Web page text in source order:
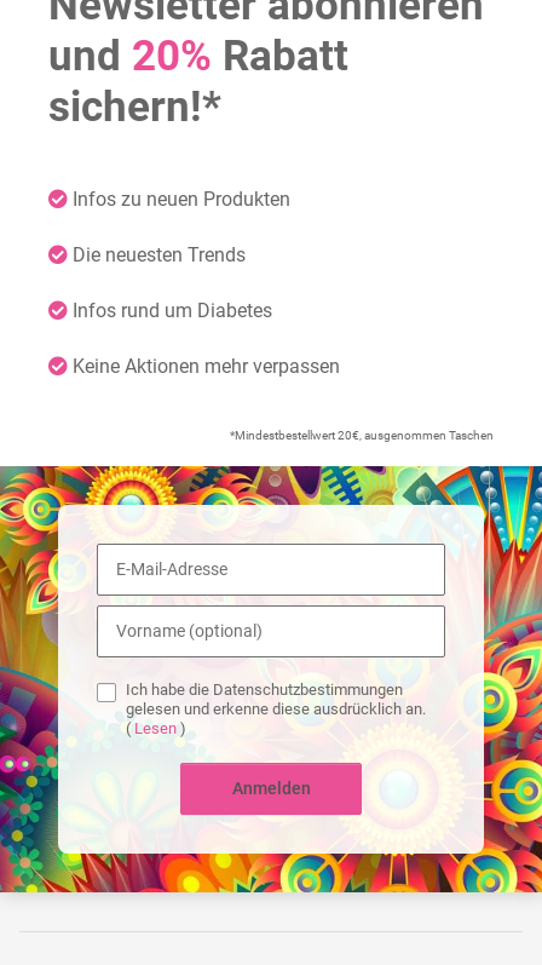
Ich habe die Datenschutzbestimmungen
gelesen und erkenne diese ausdrücklich an.
( Lesen )
Anmelden
und 20% Rabatt
sichern!*
Infos zu neuen Produkten
Die neuesten Trends
Infos rund um Diabetes
Keine Aktionen mehr verpassen
*Mindestbestellwert 20€, ausgenommen Taschen